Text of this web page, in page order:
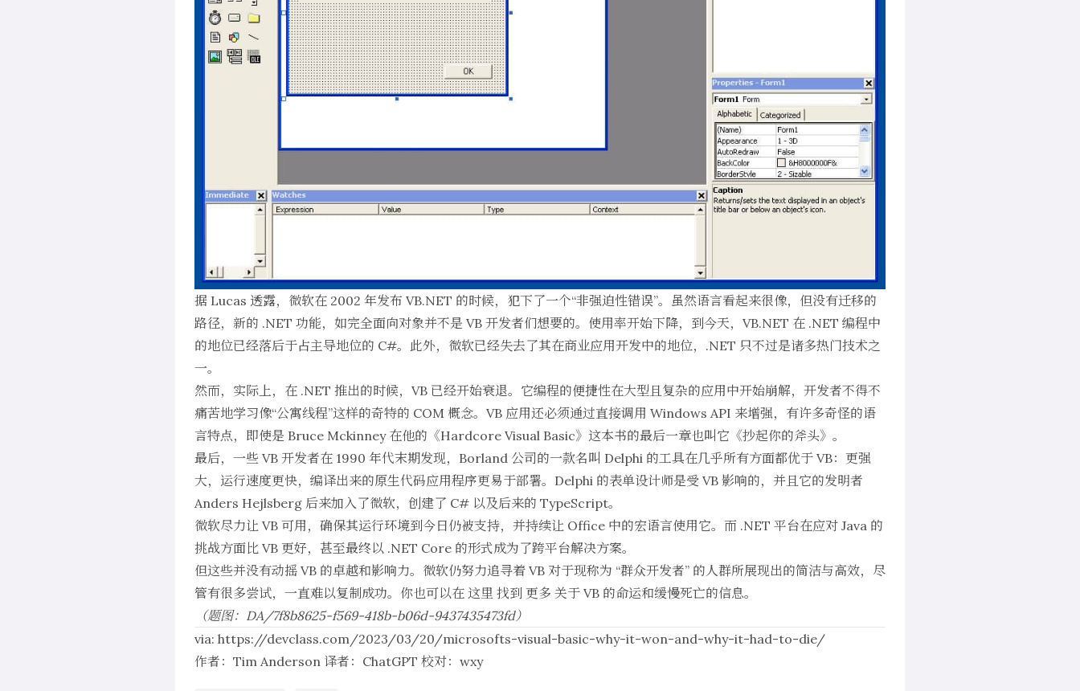
据 Lucas 透露，微软在 2002 年发布 VB.NET 的时候，犯下了一个“非强迫性错误”。虽然语言看起来很像，但没有迁移的
路径，新的 .NET 功能，如完全面向对象并不是 VB 开发者们想要的。使用率开始下降，到今天， VB.NET 在 .NET 编程中
的地位已经落后于占主导地位的 C#。此外，微软已经失去了其在商业应用开发中的地位，.NET 只不过是诸多热门技术之
一。
然而，实际上，在 .NET 推出的时候，VB 已经开始衰退。它编程的便捷性在大型且复杂的应用中开始崩解，开发者不得不
痛苦地学习像“公寓线程”这样的奇特的 COM 概念。VB 应用还必须通过直接调用 Windows API 来增强，有许多奇怪的语
言特点，即使是 Bruce Mckinney 在他的《Hardcore Visual Basic》这本书的最后一章也叫它《抄起你的斧头》。
最后，一些 VB 开发者在 1990 年代末期发现，Borland 公司的一款名叫 Delphi 的工具在几乎所有方面都优于 VB：更强
大，运行速度更快，编译出来的原生代码应用程序更易于部署。Delphi 的表单设计师是受 VB 影响的，并且它的发明者
Anders Hejlsberg 后来加入了微软，创建了 C# 以及后来的 TypeScript。
微软尽力让 VB 可用，确保其运行环境到今日仍被支持，并持续让 Office 中的宏语言使用它。而 .NET 平台在应对 Java 的
挑战方面比 VB 更好，甚至最终以 .NET Core 的形式成为了跨平台解决方案。
但这些并没有动摇 VB 的卓越和影响力。微软仍努力追寻着 VB 对于现称为 “群众开发者” 的人群所展现出的简洁与高效，尽
管有很多尝试，一直难以复制成功。你也可以在 这里 找到 更多 关于 VB 的命运和缓慢死亡的信息。
（题图：DA/7f8b8625-f569-418b-b06d-9437435473fd）
via: https://devclass.com/2023/03/20/microsofts-visual-basic-why-it-won-and-why-it-had-to-die/
作者： Tim Anderson 译者： ChatGPT 校对： wxy